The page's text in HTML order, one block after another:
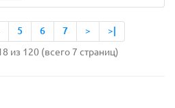
5 6 7 >
>|
из 120 (всего 7 страниц)